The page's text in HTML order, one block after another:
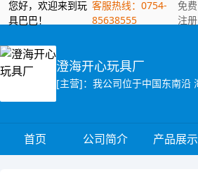
您好，欢迎来到玩
具巴巴！
客服热线：0754-
85638555
免费
注册
澄海开心玩具厂
首页 公司简介 产品展示